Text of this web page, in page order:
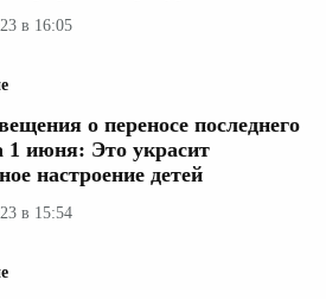
в 16:05
о переносе последнего
1 июня: Это украсит
настроение детей
в 15:54